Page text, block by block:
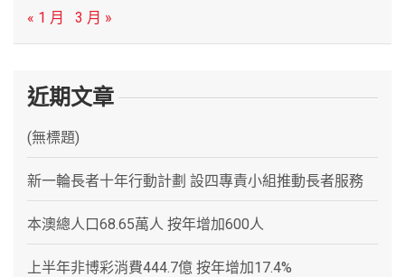
« 1 月
3 月 »
近期文章
(無標題)
新一輪長者十年行動計劃 設四專責小組推動長者服務
本澳總人口68.65萬人 按年增加600人
上半年非博彩消費444.7億 按年增加17.4%